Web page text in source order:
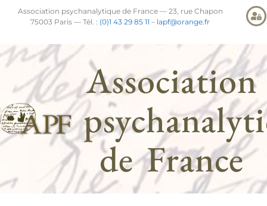
Association psychanalytique de France — 23, rue Chapon
75003 Paris — Tél. : (0)1 43 29 85 11 – lapf@orange.fr
Association
de France